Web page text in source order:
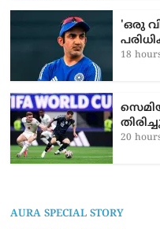
'ഒരു
18
20
AURA SPECIAL STORY